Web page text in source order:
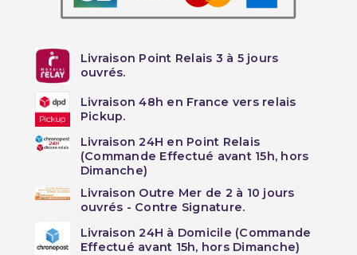
Livraison Point Relais 3 à 5 jours
ouvrés.
Livraison 48h en France vers relais
Pickup.
Livraison 24H en Point Relais
(Commande Effectué avant 15h, hors
Dimanche)
Livraison Outre Mer de 2 à 10 jours
ouvrés - Contre Signature.
Livraison 24H à Domicile (Commande
Effectué avant 15h, hors Dimanche)